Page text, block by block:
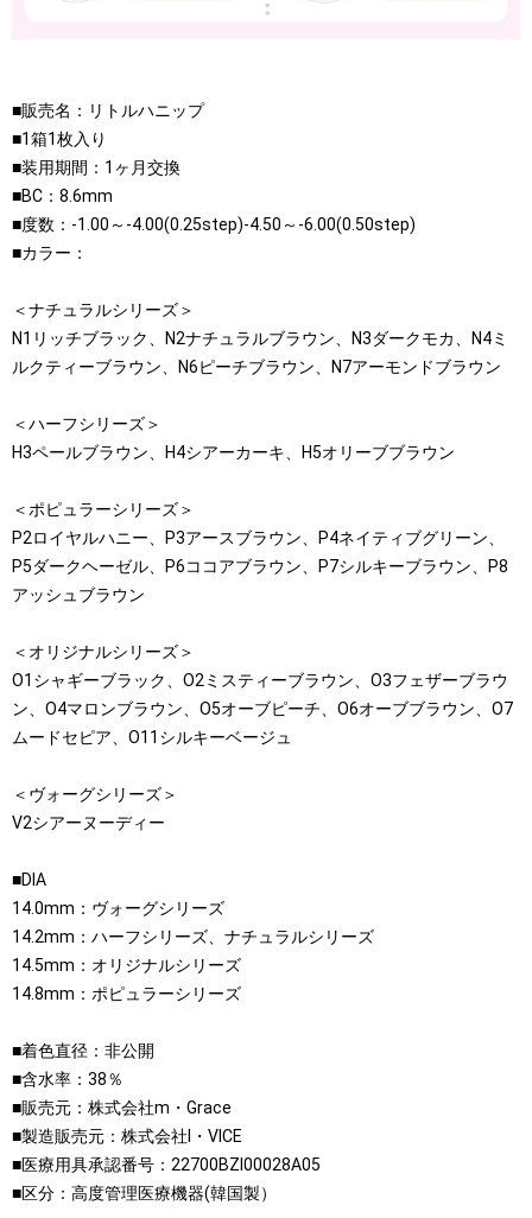
■販売名：リトルハニップ
■1箱1枚入り
■装用期間：1ヶ月交換
■BC：8.6mm
■度数：-1.00～-4.00(0.25step)-4.50～-6.00(0.50step)
■カラー：
＜ナチュラルシリーズ＞
N1リッチブラック、N2ナチュラルブラウン、N3ダークモカ、N4ミ
ルクティーブラウン、N6ピーチブラウン、N7アーモンドブラウン
＜ハーフシリーズ＞
H3ペールブラウン、H4シアーカーキ、H5オリーブブラウン
＜ポピュラーシリーズ＞
P2ロイヤルハニー、P3アースブラウン、P4ネイティブグリーン、
P5ダークヘーゼル、P6ココアブラウン、P7シルキーブラウン、P8
アッシュブラウン
＜オリジナルシリーズ＞
O1シャギーブラック、O2ミスティーブラウン、O3フェザーブラウ
ン、O4マロンブラウン、O5オーブピーチ、O6オーブブラウン、O7
ムードセピア、O11シルキーベージュ
＜ヴォーグシリーズ＞
V2シアーヌーディー
■DIA
14.0mm：ヴォーグシリーズ
14.2mm：ハーフシリーズ、ナチュラルシリーズ
14.5mm：オリジナルシリーズ
14.8mm：ポピュラーシリーズ
■着色直径：非公開
■含水率：38％
■販売元：株式会社m・Grace
■製造販売元：株式会社I・VICE
■医療用具承認番号：22700BZI00028A05
■区分：高度管理医療機器(韓国製）